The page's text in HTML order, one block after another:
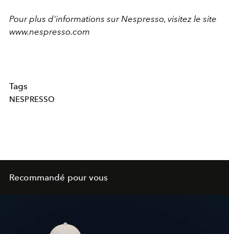
Pour plus d'informations sur Nespresso, visitez le site
www.nespresso.com
Tags
NESPRESSO
Recommandé pour vous